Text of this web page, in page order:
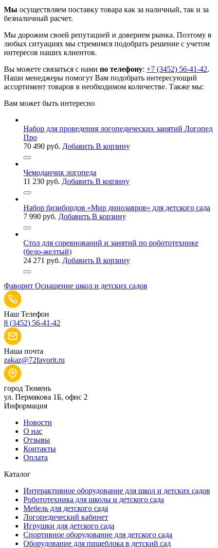
Мы осуществляем поставку товара как за наличный, так и за
безналичный расчет.
Мы дорожим своей репутацией и доверием рынка. Поэтому в
любых ситуациях мы стремимся подобрать решение с учетом
интересов наших клиентов.
Вы можете связаться с нами по телефону: +7 (3452) 56-41-42.
Наши менеджеры помогут Вам подобрать интересующий
ассортимент товаров в необходимом количестве. Также мы:
Вам может быть интересно
Набор для проведения логопедических занятий Логопед
Про
70 490 руб. Добавить В корзину
Чемоданчик логопеда
11 230 руб. Добавить В корзину
Набор бизибордов «Мир динозавров» для детского сада
7 990 руб. Добавить В корзину
Стол для соревнований и занятий по робототехнике
(бело-желтый)
24 271 руб. Добавить В корзину
Фаворит Оснащение школ и детских садов
Наш Телефон
8 (3452) 56-41-42
Наша почта
zakaz@72favorit.ru
город Тюмень
ул. Пермякова 1Б, офис 2
Информация
Новости
О нас
Отзывы
Контакты
Оплата
Каталог
Интерактивное оборудование для школ и детских садов
Робототехника для школы и детского сада
Мебель для детского сада
Логопедический кабинет
Игрушки для детского сада
Спортивное оборудование для детского сада
Оборудование для пищеблока в детский сад